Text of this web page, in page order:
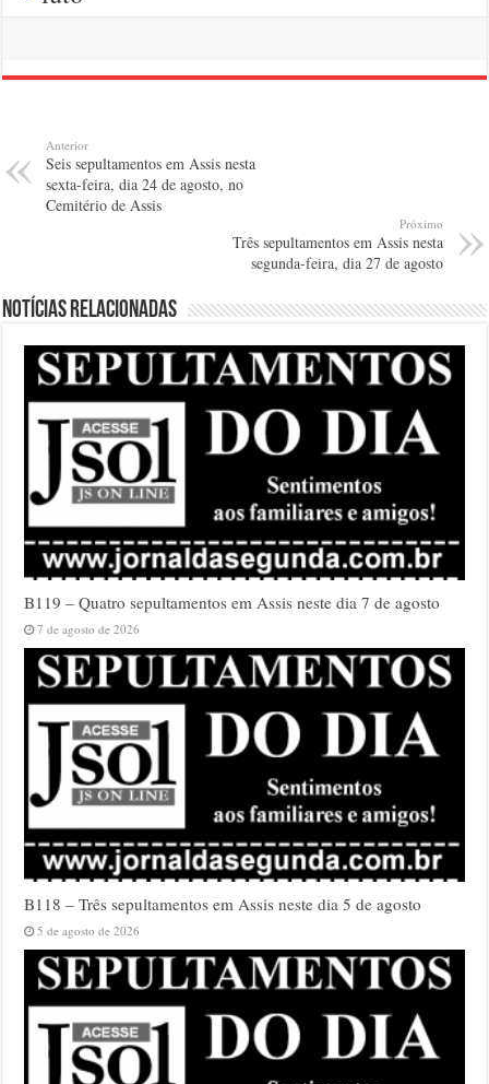
Anterior
Seis sepultamentos em Assis nesta
sexta-feira, dia 24 de agosto, no
Cemitério de Assis
Próximo
Três sepultamentos em Assis nesta
segunda-feira, dia 27 de agosto
Notícias relacionadas
B119 – Quatro sepultamentos em Assis neste dia 7 de agosto
7 de agosto de 2026
B118 – Três sepultamentos em Assis neste dia 5 de agosto
5 de agosto de 2026